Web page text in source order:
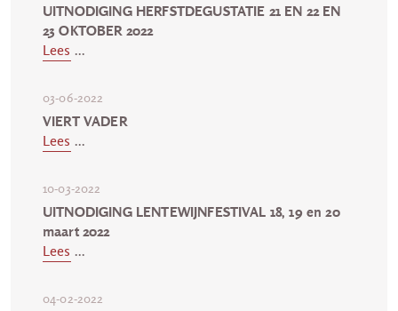
UITNODIGING HERFSTDEGUSTATIE 21 EN 22 EN
23 OKTOBER 2022
Lees ...
03-06-2022
VIERT VADER
Lees ...
10-03-2022
UITNODIGING LENTEWIJNFESTIVAL 18, 19 en 20
maart 2022
Lees ...
04-02-2022